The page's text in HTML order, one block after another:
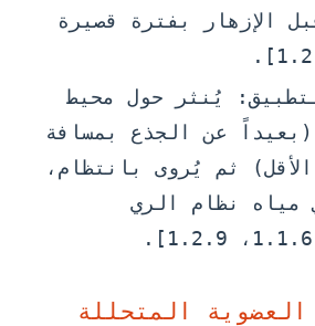
الإزهار بفترة قصيرة
يُنثر حول محيط
عن الجذع بمسافة
الأقل) ثم يُروى بانتظام،
مياه نظام الري
العضوية المتحللة